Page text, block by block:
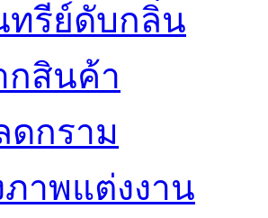
ทรีย์ดับกลิ่น
กสินค้า
ดกราม
าพแต่งงาน